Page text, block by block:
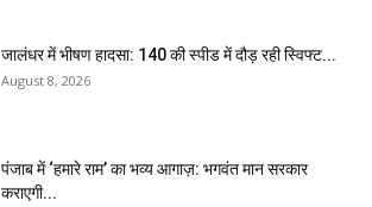
जालंधर में भीषण हादसा: 140 की स्पीड में दौड़ रही स्विफ्ट...
August 8, 2026
पंजाब में ‘हमारे राम’ का भव्य आगाज़: भगवंत मान सरकार
कराएगी...